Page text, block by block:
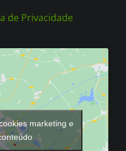
de Privacidade
marketing e